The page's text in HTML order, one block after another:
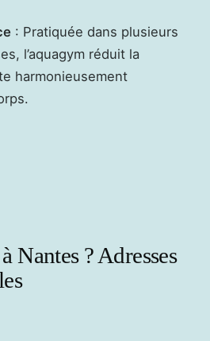
: Pratiquée dans plusieurs
l’aquagym réduit la
harmonieusement
Nantes ? Adresses